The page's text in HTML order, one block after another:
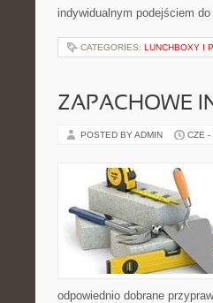
indywidualnym podejściem
CATEGORIES: LUNCHBOXY I
ZAPACHOWE
POSTED BY ADMIN CZE -
odpowiednio dobrane